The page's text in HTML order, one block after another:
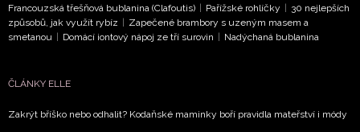
Přihlášením k newsletteru souhlasíte sObchodními
podmínkami společnosti BurdaMedia Extra s.r.o.
ochrany soukromí
vyhodnocení akce a zasílání novinek.
Francouzská třešňová bublanina (Clafoutis) | Pařížské rohlíčky | 30 nejlepších
způsobů, jak využít rybíz | Zapečené brambory s uzeným masem a
smetanou | Domácí iontový nápoj ze tří surovin | Nadýchaná bublanina
ČLÁNKY ELLE
Zakrýt bříško nebo odhalit? Kodaňské maminky boří pravidla mateřství i módy